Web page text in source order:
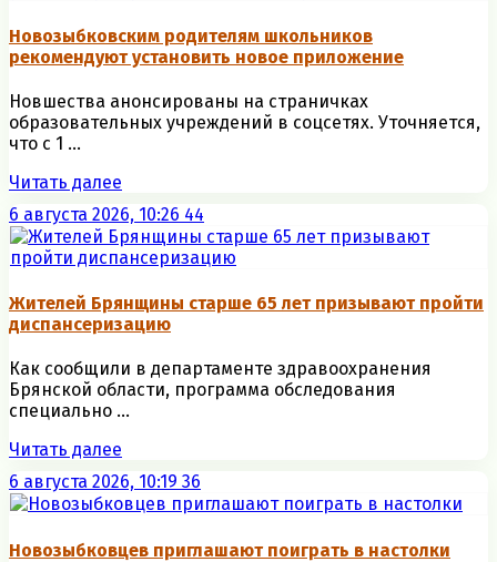
Новозыбковским родителям школьников
рекомендуют установить новое приложение
Новшества анонсированы на страничках
образовательных учреждений в соцсетях. Уточняется,
что с 1 ...
Читать далее
6 августа 2026, 10:26 44
Жителей Брянщины старше 65 лет призывают пройти
диспансеризацию
Как сообщили в департаменте здравоохранения
Брянской области, программа обследования
специально ...
Читать далее
6 августа 2026, 10:19 36
Новозыбковцев приглашают поиграть в настолки